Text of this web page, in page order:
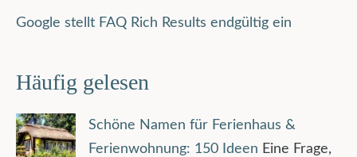
Google stellt FAQ Rich Results endgültig ein
Häufig gelesen
Schöne Namen für Ferienhaus &
Ferienwohnung: 150 Ideen Eine Frage,